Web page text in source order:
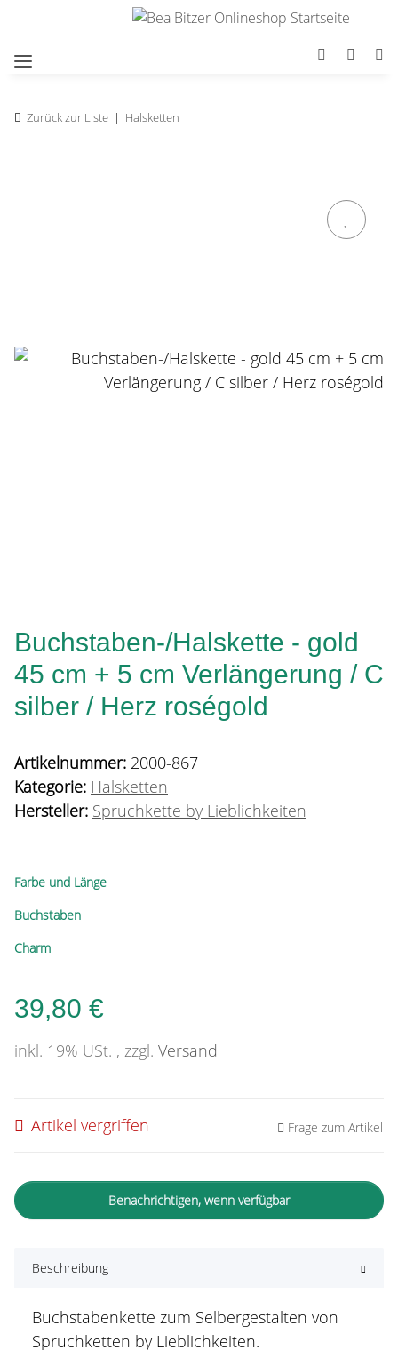
Zurück zur Liste Halsketten
Buchstaben-/Halskette - gold
45 cm + 5 cm Verlängerung / C
silber / Herz roségold
Artikelnummer: 2000-867
Kategorie: Halsketten
Hersteller: Spruchkette by Lieblichkeiten
Farbe und Länge
Buchstaben
Charm
39,80 €
inkl. 19% USt. , zzgl. Versand
Artikel vergriffen Frage zum Artikel
Benachrichtigen, wenn verfügbar
Beschreibung
Buchstabenkette zum Selbergestalten von
Spruchketten by Lieblichkeiten.